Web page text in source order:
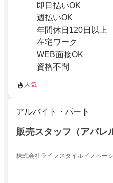
即日払いOK
週払いOK
年間休日120日以上
在宅ワーク
WEB面接OK
資格不問
人気
アルバイト・パート
販売スタッフ（アパレ
株式会社ライフスタイルイノベー